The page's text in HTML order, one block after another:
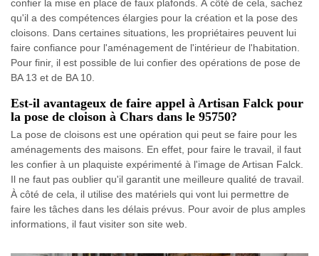
confier la mise en place de faux plafonds. À côté de cela, sachez
qu'il a des compétences élargies pour la création et la pose des
cloisons. Dans certaines situations, les propriétaires peuvent lui
faire confiance pour l'aménagement de l'intérieur de l'habitation.
Pour finir, il est possible de lui confier des opérations de pose de
BA 13 et de BA 10.
Est-il avantageux de faire appel à Artisan Falck pour
la pose de cloison à Chars dans le 95750?
La pose de cloisons est une opération qui peut se faire pour les
aménagements des maisons. En effet, pour faire le travail, il faut
les confier à un plaquiste expérimenté à l'image de Artisan Falck.
Il ne faut pas oublier qu'il garantit une meilleure qualité de travail.
À côté de cela, il utilise des matériels qui vont lui permettre de
faire les tâches dans les délais prévus. Pour avoir de plus amples
informations, il faut visiter son site web.